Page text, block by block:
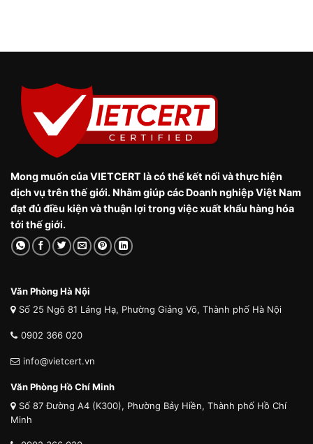
Mong muốn của VIETCERT là có thể kết nối và thực hiện
dịch vụ trên thế giới. Nhằm giúp các Doanh nghiệp Việt Nam
đạt đủ điều kiện và thuận lợi trong việc xuất khẩu hàng hóa
tới thế giới.
Văn Phòng Hà Nội
Số 25 Ngõ 81 Láng Hạ, Phường Giảng Võ, Thành phố Hà Nội
0902 366 020
info@vietcert.vn
Văn Phòng Hồ Chí Minh
Số 87 Đường A4 (K300), Phường Bảy Hiền, Thành phố Hồ Chí
Minh